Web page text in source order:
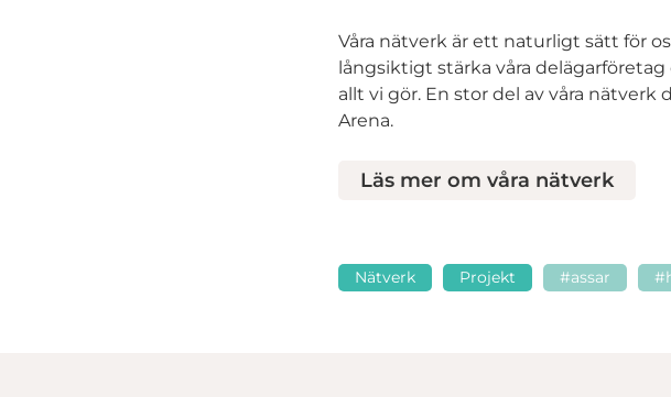
Våra nätverk är ett naturligt sätt för
långsiktigt stärka våra
allt vi gör. En stor del av våra
Arena.
Läs mer om våra nätverk
Nätverk Projekt #assar